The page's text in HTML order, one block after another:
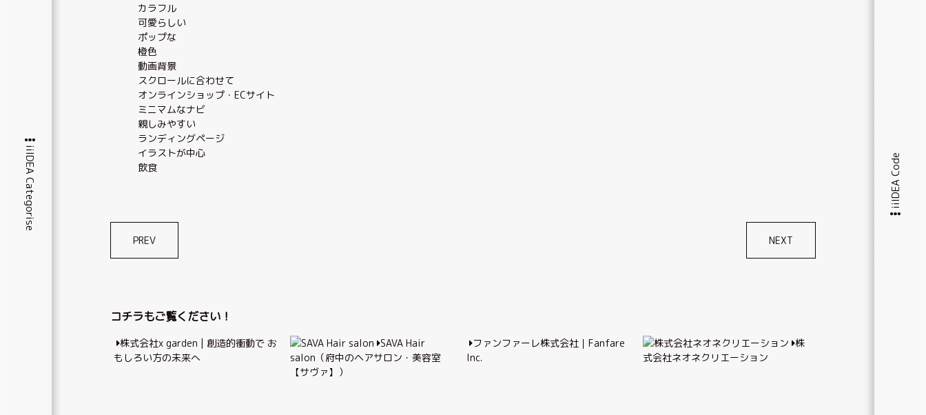
iiIDEA Categorise iiIDEA Code
カラフル
可愛らしい
ポップな
橙色
動画背景
スクロールに合わせて
オンラインショップ・ECサイト
ミニマムなナビ
親しみやすい
ランディングページ
イラストが中心
飲食
稿
ー
PREV NEXT
コチラもご覧ください！
株式会社x garden | 創造的衝動で お
もしろい方の未来へ
SAVA Hair
salon（府中のヘアサロン・美容室
【サヴァ】）
ファンファーレ株式会社｜Fanfare
Inc.
株
式会社ネオネクリエーション